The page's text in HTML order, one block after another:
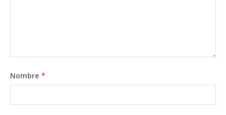
Nombre *